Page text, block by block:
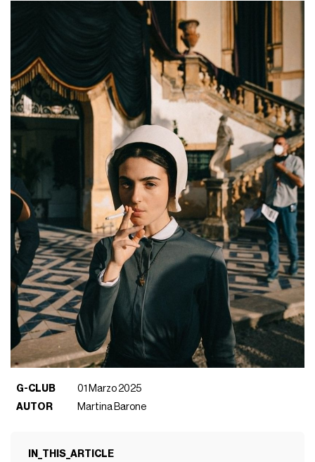
G-CLUB
01 Marzo 2025
AUTOR
Martina Barone
IN_THIS_ARTICLE